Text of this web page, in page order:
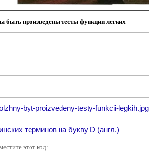
быть произведены тесты функции легких
byt-proizvedeny-testy-funkcii-legkih.jpg
терминов на букву D (англ.)
этот код: